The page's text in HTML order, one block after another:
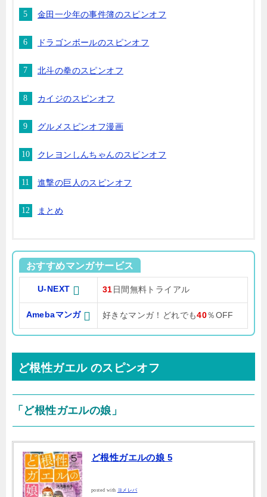
金田一少年の事件簿のスピンオフ
ドラゴンボールのスピンオフ
北斗の拳のスピンオフ
カイジのスピンオフ
グルメスピンオフ漫画
クレヨンしんちゃんのスピンオフ
進撃の巨人のスピンオフ
まとめ
おすすめマンガサービス
U-NEXT 31 日間無料トライアル
Amebaマンガ 好きなマンガ！どれでも40％OFF
ど根性ガエル のスピンオフ
「ど根性ガエルの娘」
ど根性ガエルの娘 5
posted with ヨメレバ